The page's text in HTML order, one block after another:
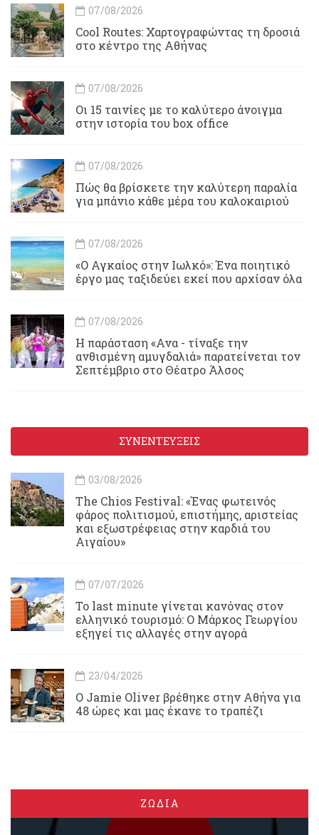
07/08/2026
Cool Routes: Χαρτογραφώντας τη δροσιά
στο κέντρο της Αθήνας
07/08/2026
Οι 15 ταινίες με το καλύτερο άνοιγμα
στην ιστορία του box office
07/08/2026
Πώς θα βρίσκετε την καλύτερη παραλία
για μπάνιο κάθε μέρα του καλοκαιριού
07/08/2026
«Ο Αγκαίος στην Ιωλκό»: Ένα ποιητικό
έργο μας ταξιδεύει εκεί που αρχίσαν όλα
07/08/2026
Η παράσταση «Ανα - τίναξε την
ανθισμένη αμυγδαλιά» παρατείνεται τον
Σεπτέμβριο στο Θέατρο Άλσος
ΣΥΝΕΝΤΕΥΞΕΙΣ
03/08/2026
Τhe Chios Festival: «Ένας φωτεινός
φάρος πολιτισμού, επιστήμης, αριστείας
και εξωστρέφειας στην καρδιά του
Αιγαίου»
07/07/2026
Το last minute γίνεται κανόνας στον
ελληνικό τουρισμό: Ο Μάρκος Γεωργίου
εξηγεί τις αλλαγές στην αγορά
23/04/2026
Ο Jamie Oliver βρέθηκε στην Αθήνα για
48 ώρες και μας έκανε το τραπέζι
ΖΩΔΙΑ